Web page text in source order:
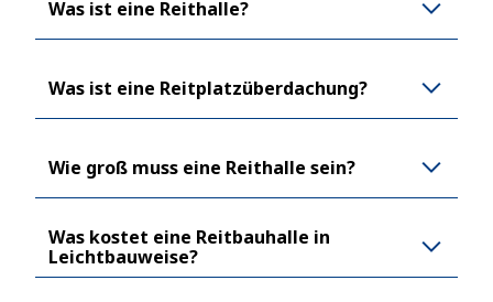
Was ist eine Reithalle?
Was ist eine Reitplatzüberdachung?
Wie groß muss eine Reithalle sein?
Was kostet eine Reitbauhalle in
Leichtbauweise?